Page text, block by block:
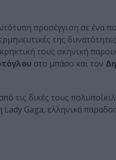
προσέγγιση σε ένα
της
τους σκηνική
στο μπάσο και τον
τις δικές τους
Gaga, ελληνικά